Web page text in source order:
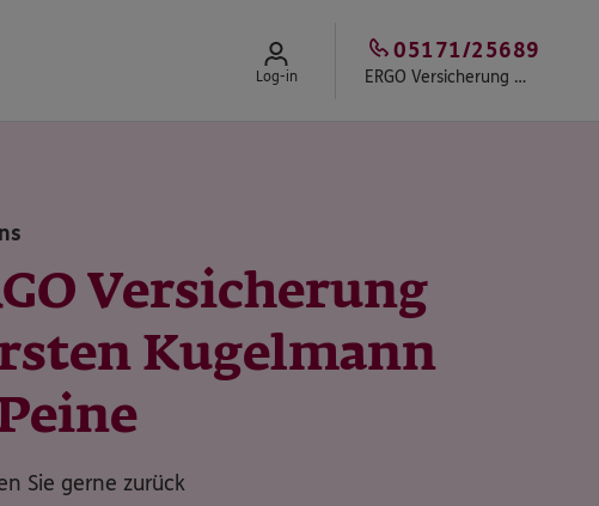
Log-in ERGO Versicherung Torsten Kugelmann
05171/25689
Versicherung
Kugelmann
Sie gerne zurück